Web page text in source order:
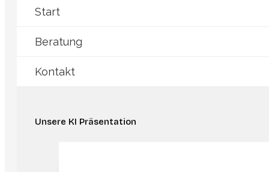
Start
Beratung
Kontakt
Unsere KI Präsentation